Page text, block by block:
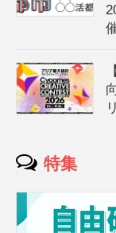
特集